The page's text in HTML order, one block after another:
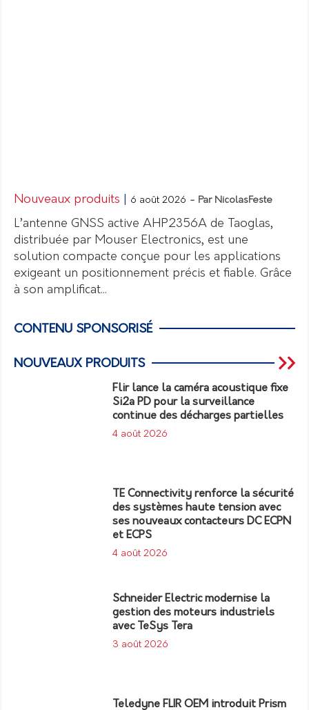
Nouveaux produits 6 août 2026 - Par NicolasFeste
L’antenne GNSS active AHP2356A de Taoglas,
distribuée par Mouser Electronics, est une
solution compacte conçue pour les applications
exigeant un positionnement précis et fiable. Grâce
à son amplificat...
CONTENU SPONSORISÉ
NOUVEAUX PRODUITS
Flir lance la caméra acoustique fixe
Si2a PD pour la surveillance
continue des décharges partielles
4 août 2026
TE Connectivity renforce la sécurité
des systèmes haute tension avec
ses nouveaux contacteurs DC ECPN
et ECPS
4 août 2026
Schneider Electric modernise la
gestion des moteurs industriels
avec TeSys Tera
3 août 2026
Teledyne FLIR OEM introduit Prism